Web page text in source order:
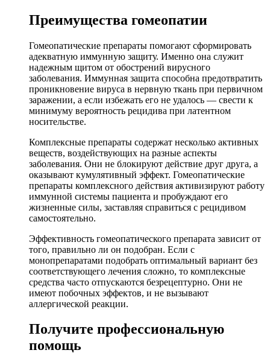
Преимущества гомеопатии
Гомеопатические препараты помогают сформировать
адекватную иммунную защиту. Именно она служит
надежным щитом от обострений вирусного
заболевания. Иммунная защита способна предотвратить
проникновение вируса в нервную ткань при первичном
заражении, а если избежать его не удалось — свести к
минимуму вероятность рецидива при латентном
носительстве.
Комплексные препараты содержат несколько активных
веществ, воздействующих на разные аспекты
заболевания. Они не блокируют действие друг друга, а
оказывают кумулятивный эффект. Гомеопатические
препараты комплексного действия активизируют работу
иммунной системы пациента и пробуждают его
жизненные силы, заставляя справиться с рецидивом
самостоятельно.
Эффективность гомеопатического препарата зависит от
того, правильно ли он подобран. Если с
монопрепаратами подобрать оптимальный вариант без
соответствующего лечения сложно, то комплексные
средства часто отпускаются безрецептурно. Они не
имеют побочных эффектов, и не вызывают
аллергической реакции.
Получите профессиональную
помощь